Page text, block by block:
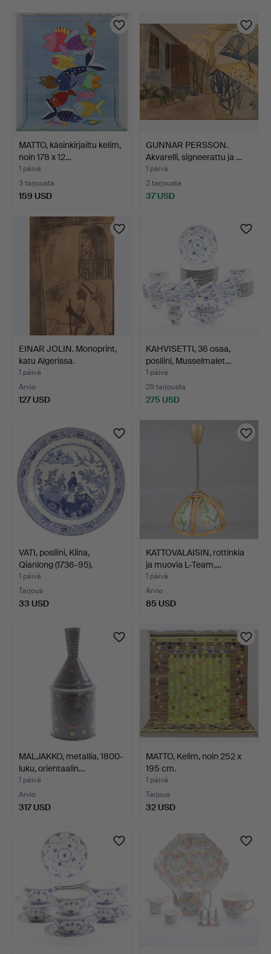
MATTO, käsinkirjailtu kelim,
noin 178 x 12…
1 päivä
3 tarjousta
159 USD
GUNNAR PERSSON.
Akvarelli, signeerattu ja …
1 päivä
2 tarjousta
37 USD
EINAR JOLIN. Monoprint,
katu Algerissa.
1 päivä
Arvio
127 USD
KAHVISETTI, 36 osaa,
posliini, Musselmalet…
1 päivä
29 tarjousta
275 USD
VATI, posliini, Kiina,
Qianlong (1736-95).
1 päivä
Tarjous
33 USD
KATTOVALAISIN, rottinkia
ja muovia L-Team,…
1 päivä
Arvio
85 USD
MALJAKKO, metallia, 1800-
luku, orientaalin…
1 päivä
Arvio
317 USD
MATTO, Kelim, noin 252 x
195 cm.
1 päivä
Tarjous
32 USD